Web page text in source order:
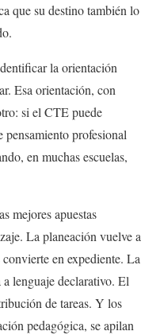
que su destino también lo
la orientación
Esa orientación, con
si el CTE puede
profesional
en muchas escuelas,
mejores apuestas
La planeación vuelve a
en expediente. La
lenguaje declarativo. El
de tareas. Y los
pedagógica, se apilan